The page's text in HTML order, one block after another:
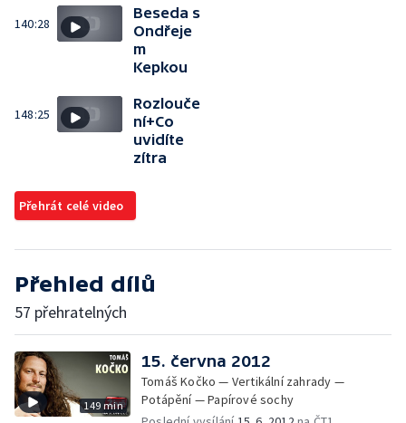
140:28
Beseda s
Ondřeje
m
Kepkou
148:25
Rozlouče
ní+Co
uvidíte
zítra
Přehrát celé video
Přehled dílů
57 přehratelných
149 min
15. června 2012
Tomáš Kočko — Vertikální zahrady —
Potápění — Papírové sochy